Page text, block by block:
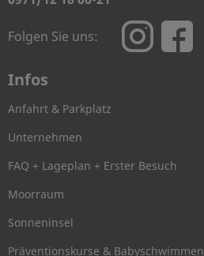
Folgen Sie uns:
Infos
Anfahrt & Parkplatz
Unternehmen
FAQ + Lageplan + Erster Besuch
Moorraum
Sonneninsel
Präventionskurse & Babyschwimmen